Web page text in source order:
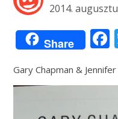
2014.
Share
Gary Chapman &